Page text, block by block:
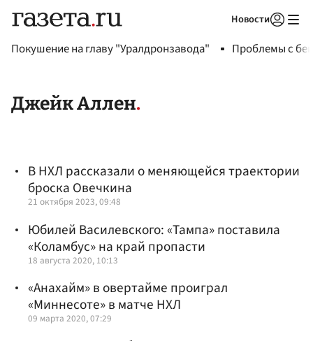
Новости
Покушение на главу "Уралдронзавода" Проблемы с
Джейк Аллен
В НХЛ рассказали о меняющейся траектории
броска Овечкина
21 октября 2023, 09:48
Юбилей Василевского: «Тампа» поставила
«Коламбус» на край пропасти
18 августа 2020, 10:13
«Анахайм» в овертайме проиграл
«Миннесоте» в матче НХЛ
09 марта 2020, 07:29